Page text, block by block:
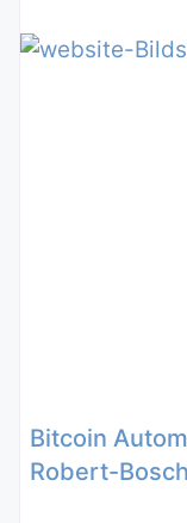
Bitcoin
Robert-